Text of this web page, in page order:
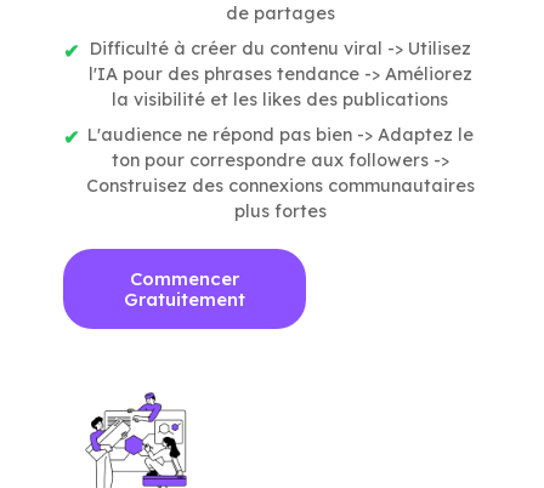
de partages
Difficulté à créer du contenu viral -> Utilisez
l'IA pour des phrases tendance -> Améliorez
la visibilité et les likes des publications
L'audience ne répond pas bien -> Adaptez le
ton pour correspondre aux followers ->
Construisez des connexions communautaires
plus fortes
Commencer
Gratuitement